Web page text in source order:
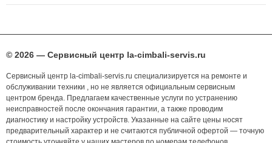
© 2026 — Сервисный центр la-cimbali-servis.ru
Сервисный центр la-cimbali-servis.ru специализируется на ремонте и
обслуживании техники , но не является официальным сервисным
центром бренда. Предлагаем качественные услуги по устранению
неисправностей после окончания гарантии, а также проводим
диагностику и настройку устройств. Указанные на сайте цены носят
предварительный характер и не считаются публичной офертой — точную